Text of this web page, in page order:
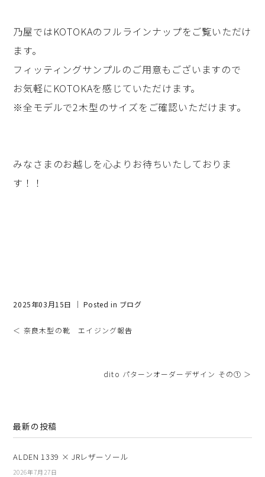
乃屋ではKOTOKAのフルラインナップをご覧いただけ
ます。
フィッティングサンプルのご用意もございますので
お気軽にKOTOKAを感じていただけます。
※全モデルで2木型のサイズをご確認いただけます。
みなさまのお越しを心よりお待ちいたしておりま
す！！
2025年03月15日 ｜ Posted in ブログ
＜ 奈良木型の靴 エイジング報告
dito パターンオーダーデザイン その① ＞
最新の投稿
ALDEN 1339 × JRレザーソール
2026年7月27日